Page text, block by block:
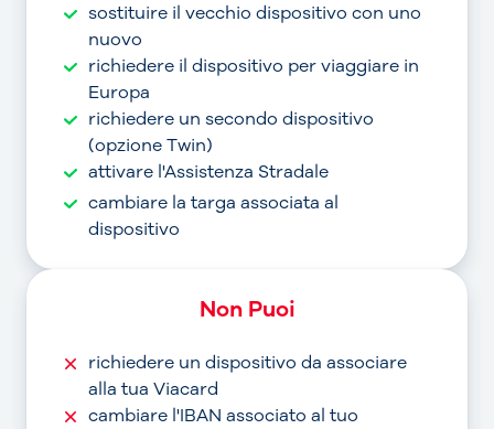
sostituire il vecchio dispositivo con uno
nuovo
richiedere il dispositivo per viaggiare in
Europa
richiedere un secondo dispositivo
(opzione Twin)
attivare l'Assistenza Stradale
cambiare la targa associata al
dispositivo
Non Puoi
richiedere un dispositivo da associare
alla tua Viacard
cambiare l'IBAN associato al tuo